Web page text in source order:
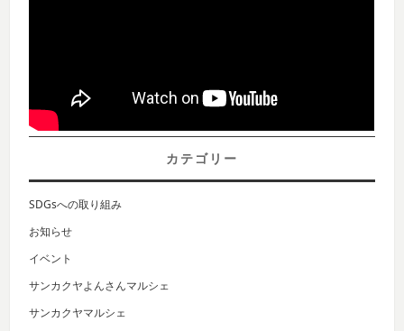
カテゴリー
SDGsへの取り組み
お知らせ
イベント
サンカクヤよんさんマルシェ
サンカクヤマルシェ